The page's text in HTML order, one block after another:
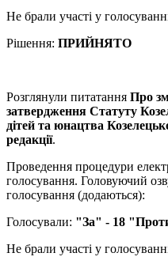
Не брали участі у
Рішення: ПРИЙНЯТО
Розглянули питатання Про
затвердження Статуту
дітей та юнацтва
редакції.
Проведення процедури
голосування. Головуючий
голосування (додаються):
Голосували: "За" - 18
Не брали участі у